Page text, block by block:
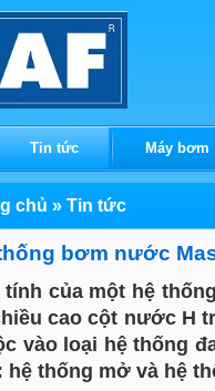
bơm nước
tính của một hệ
cao cột nước H
vào loại hệ thống
hệ thống mở và hệ
chủ » Tin tức
Tin tức Máy bơm